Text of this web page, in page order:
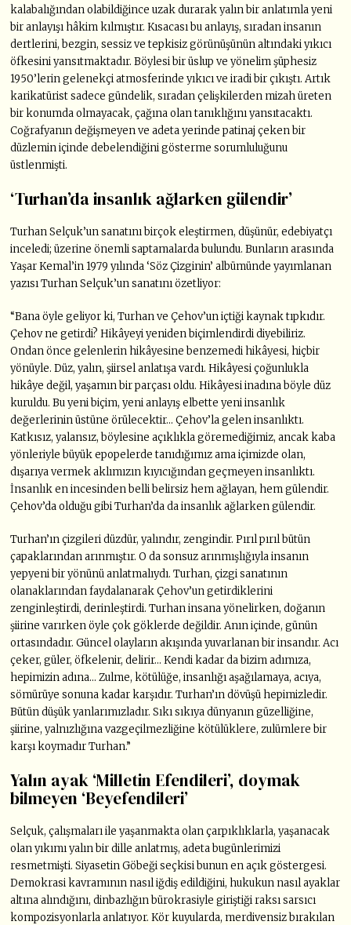
kalabalığından olabildiğince uzak durarak yalın bir anlatımla yeni
bir anlayışı hâkim kılmıştır. Kısacası bu anlayış, sıradan insanın
dertlerini, bezgin, sessiz ve tepkisiz görünüşünün altındaki yıkıcı
öfkesini yansıtmaktadır. Böylesi bir üslup ve yönelim şüphesiz
1950’lerin gelenekçi atmosferinde yıkıcı ve iradi bir çıkıştı. Artık
karikatürist sadece gündelik, sıradan çelişkilerden mizah üreten
bir konumda olmayacak, çağına olan tanıklığını yansıtacaktı.
Coğrafyanın değişmeyen ve adeta yerinde patinaj çeken bir
düzlemin içinde debelendiğini gösterme sorumluluğunu
üstlenmişti.
‘Turhan’da insanlık ağlarken gülendir’
Turhan Selçuk’un sanatını birçok eleştirmen, düşünür, edebiyatçı
inceledi; üzerine önemli saptamalarda bulundu. Bunların arasında
Yaşar Kemal’in 1979 yılında ‘Söz Çizginin’ albümünde yayımlanan
yazısı Turhan Selçuk’un sanatını özetliyor:
“Bana öyle geliyor ki, Turhan ve Çehov’un içtiği kaynak tıpkıdır.
Çehov ne getirdi? Hikâyeyi yeniden biçimlendirdi diyebiliriz.
Ondan önce gelenlerin hikâyesine benzemedi hikâyesi, hiçbir
yönüyle. Düz, yalın, şiirsel anlatışa vardı. Hikâyesi çoğunlukla
hikâye değil, yaşamın bir parçası oldu. Hikâyesi inadına böyle düz
kuruldu. Bu yeni biçim, yeni anlayış elbette yeni insanlık
değerlerinin üstüne örülecektir… Çehov’la gelen insanlıktı.
Katkısız, yalansız, böylesine açıklıkla göremediğimiz, ancak kaba
yönleriyle büyük epopelerde tanıdığımız ama içimizde olan,
dışarıya vermek aklımızın kıyıcığından geçmeyen insanlıktı.
İnsanlık en incesinden belli belirsiz hem ağlayan, hem gülendir.
Çehov’da olduğu gibi Turhan’da da insanlık ağlarken gülendir.
Turhan’ın çizgileri düzdür, yalındır, zengindir. Pırıl pırıl bütün
çapaklarından arınmıştır. O da sonsuz arınmışlığıyla insanın
yepyeni bir yönünü anlatmalıydı. Turhan, çizgi sanatının
olanaklarından faydalanarak Çehov’un getirdiklerini
zenginleştirdi, derinleştirdi. Turhan insana yönelirken, doğanın
şiirine varırken öyle çok göklerde değildir. Anın içinde, günün
ortasındadır. Güncel olayların akışında yuvarlanan bir insandır. Acı
çeker, güler, öfkelenir, delirir… Kendi kadar da bizim adımıza,
hepimizin adına… Zulme, kötülüğe, insanlığı aşağılamaya, acıya,
sömürüye sonuna kadar karşıdır. Turhan’ın dövüşü hepimizledir.
Bütün düşük yanlarımızladır. Sıkı sıkıya dünyanın güzelliğine,
şiirine, yalnızlığına vazgeçilmezliğine kötülüklere, zulümlere bir
karşı koymadır Turhan.”
Yalın ayak ‘Milletin Efendileri’, doymak
bilmeyen ‘Beyefendileri’
Selçuk, çalışmaları ile yaşanmakta olan çarpıklıklarla, yaşanacak
olan yıkımı yalın bir dille anlatmış, adeta bugünlerimizi
resmetmişti. Siyasetin Göbeği seçkisi bunun en açık göstergesi.
Demokrasi kavramının nasıl iğdiş edildiğini, hukukun nasıl ayaklar
altına alındığını, dinbazlığın bürokrasiyle giriştiği raksı sarsıcı
kompozisyonlarla anlatıyor. Kör kuyularda, merdivensiz bırakılan